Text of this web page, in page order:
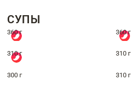
СУПЫ
360 г 360 г
310 г 310 г
300 г 310 г